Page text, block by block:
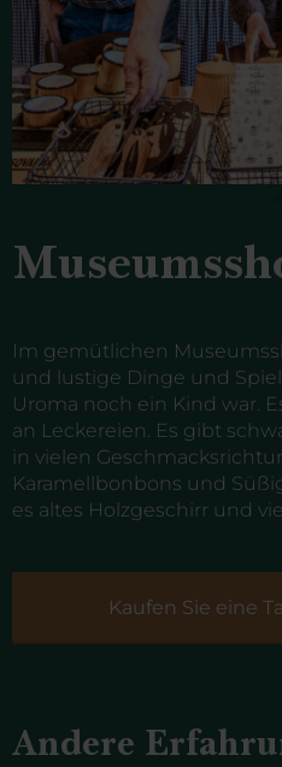
Im gemütlichen
und lustige Dinge und
Uroma noch ein Kind war.
an Leckereien. Es gibt
in vielen
Karamellbonbons und
es altes Holzgeschirr und
Kaufen Sie eine
Andere